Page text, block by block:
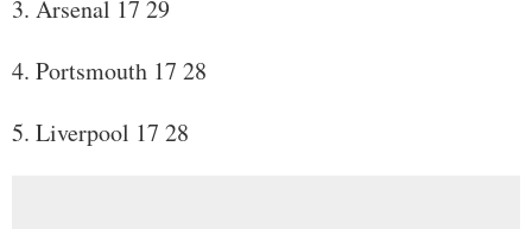
3. Arsenal 17 29
4. Portsmouth 17 28
5. Liverpool 17 28